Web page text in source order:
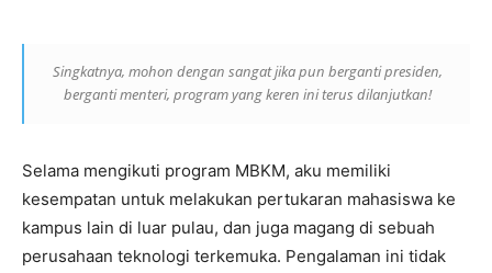
Singkatnya, mohon dengan sangat jika pun berganti presiden,
berganti menteri, program yang keren ini terus dilanjutkan!
Selama mengikuti program MBKM, aku memiliki
kesempatan untuk melakukan pertukaran mahasiswa ke
kampus lain di luar pulau, dan juga magang di sebuah
perusahaan teknologi terkemuka. Pengalaman ini tidak